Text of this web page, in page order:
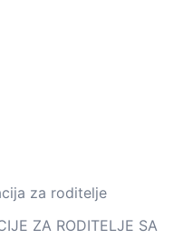
za roditelje
ZA RODITELJE SA